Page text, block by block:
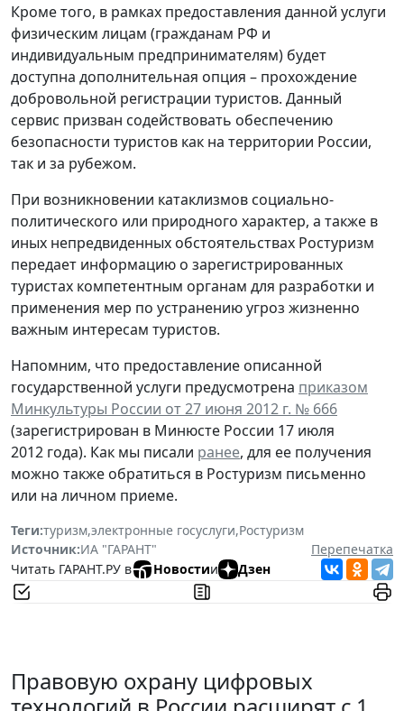
Кроме того, в рамках предоставления данной услуги
физическим лицам (гражданам РФ и
индивидуальным предпринимателям) будет
доступна дополнительная опция – прохождение
добровольной регистрации туристов. Данный
сервис призван содействовать обеспечению
безопасности туристов как на территории России,
так и за рубежом.
При возникновении катаклизмов социально-
политического или природного характер, а также в
иных непредвиденных обстоятельствах Ростуризм
передает информацию о зарегистрированных
туристах компетентным органам для разработки и
применения мер по устранению угроз жизненно
важным интересам туристов.
Напомним, что предоставление описанной
государственной услуги предусмотрена приказом
Минкультуры России от 27 июня 2012 г. № 666
(зарегистрирован в Минюсте России 17 июля
2012 года). Как мы писали ранее, для ее получения
можно также обратиться в Ростуризм письменно
или на личном приеме.
Теги:туризм,электронные госуслуги,Ростуризм
Источник:ИА "ГАРАНТ"
Перепечатка
Читать ГАРАНТ.РУ в
Новостии Дзен
Правовую охрану цифровых